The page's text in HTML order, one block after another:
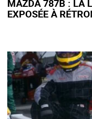
MAZDA 787B : LA
EXPOSÉE À